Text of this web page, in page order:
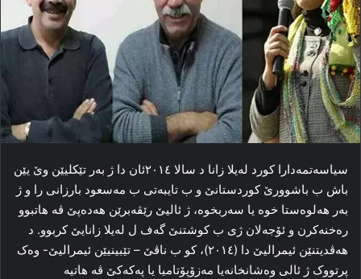
سیاسه‌تمه‌دارا کورد له‌یلا زانا د سالا ۲۰۱٤ئان دا ژ به‌ر تێکلیێن وێ یێن
باش ب باشوورێ کوردستانێ و ب تایبەتی ب مه‌سعود بارزانی را و ژ
به‌ر هه‌لوه‌ستا خوه‌ یا سه‌ربخوه‌، ژ ئالیێ رێڤه‌برێن هەدەپێ ڤه‌ هاتبوو
ره‌خنه‌کرن و ئۆجەلان ژی ب کوشتنێ گەف ل له‌یلا زانایێ کربوو. د
هه‌ڤدیتنێن ئیمرالیێ دا (۲۰۱٤)، کو ب ناڤێ – تێبینیێن ئیمرالیێ- وه‌ک
پرتووک ژ ئالی وه‌شانخانه‌یا مه‌زۆپۆتامیا یا پەکەکێ ڤه‌ هاتیه‌